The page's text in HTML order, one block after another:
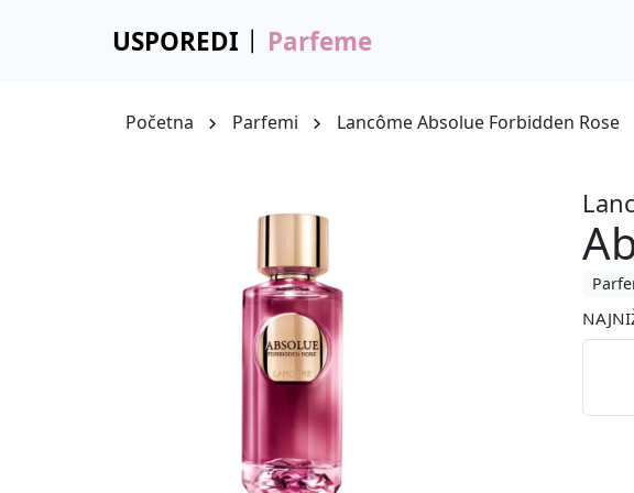
USPOREDI Parfeme
Početna Parfemi Lancôme Absolue Forbidden Rose